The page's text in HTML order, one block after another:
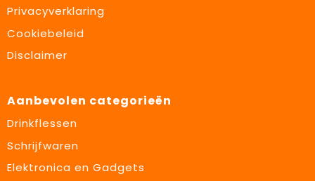
Privacyverklaring
Cookiebeleid
Disclaimer
Aanbevolen categorieën
Drinkflessen
Schrijfwaren
Elektronica en Gadgets